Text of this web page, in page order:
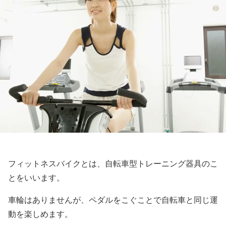
フィットネスバイクとは、自転車型トレーニング器具のこ
とをいいます。
車輪はありませんが、ペダルをこぐことで自転車と同じ運
動を楽しめます。